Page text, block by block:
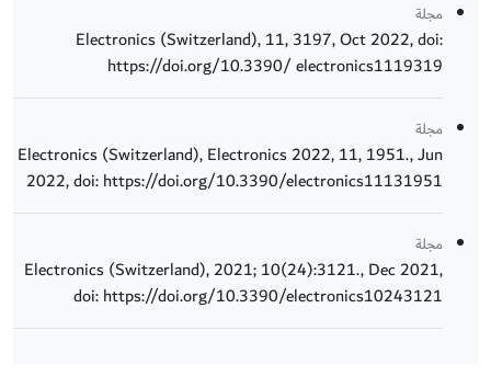
مجلة
Electronics (Switzerland), 11, 3197, Oct 2022, doi:
https://doi.org/10.3390/ electronics1119319
مجلة
Electronics (Switzerland), Electronics 2022, 11, 1951., Jun
2022, doi: https://doi.org/10.3390/electronics11131951
مجلة
Electronics (Switzerland), 2021; 10(24):3121., Dec 2021,
doi: https://doi.org/10.3390/electronics10243121